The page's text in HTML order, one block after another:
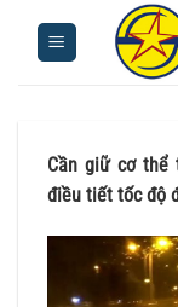
Cần giữ cơ thể
điều tiết tốc độ